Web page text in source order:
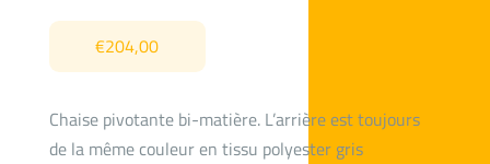
€204,00
Chaise pivotante bi-matière. L’arrière est toujours
de la même couleur en tissu polyester gris